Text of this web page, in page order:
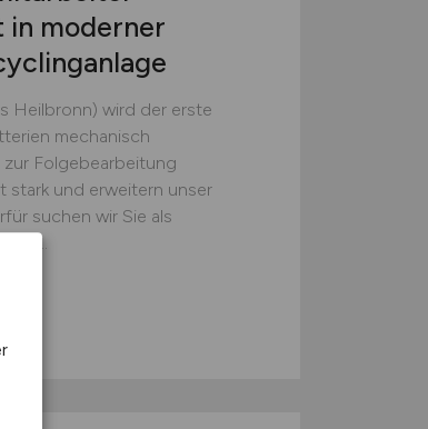
in moderner
Heilbronn) wird der erste
mechanisch
Folgebearbeitung
stark und erweitern unser
suchen wir Sie als
d)...